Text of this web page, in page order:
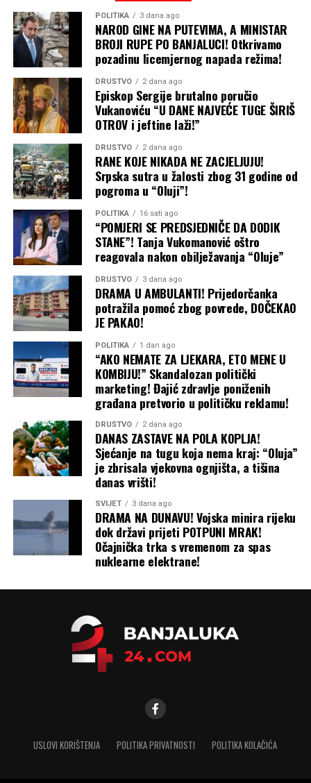
Podsjećamo, Elek je 12. jula naveče smijenjen sa funkcije
direktora „Sarajevo-gasa“ nakon što su svi članovi
Upravnog odbora po nalogu lidera SNSD-a Milorada
Dodika glasali za njegovu smjenu.
Mediji bliski vlasti tada su objavili i da je isključen iz
SNSD-a i da će biti uklonjen i sa funkcije v.d. predsjednika
Nadzornog odbora OC „Jahorina“.
Nijedna od tih smjena još nije realizovana, a CAPITAL je
prije desetak dana objavio da je Elek podnio tužbu pred
Osnovnim sudom u Sokocu i tražio poništenje odluke o
njegovoj smjeni sa mjesta generalnog direktora
Sarajevo-gasa. Sud mu je izašao u susret i donio
privremenu mjeru kojom se zabranjuje sprovođenje
odluke Upravnog odbora „Sarajevo-gasa“ o njegovoj
smjeni.
Podsjećamo i da je CAPITAL godinama unazad pisao o
Eleku i njegovim poslovnim potezima pogotovo u vezi sa
javnim nabavkama OC Jahorina, što je privuklo i pažnju
Tužilaštva BiH. Branio se uglavnom lažima i klevetom,
zbog čega je pravosnažno osuđen i suočen sa još
nekoliko tužbi.
POLITIKA 3 dana ago
NAROD GINE NA PUTEVIMA, A MINISTAR
BROJI RUPE PO BANJALUCI! Otkrivamo
pozadinu licemjernog napada režima!
DRUŠTVO 2 dana ago
Episkop Sergije brutalno poručio
Vukanoviću “U DANE NAJVEĆE TUGE ŠIRIŠ
OTROV i jeftine laži!”
DRUŠTVO 2 dana ago
RANE KOJE NIKADA NE ZACJELJUJU!
Srpska sutra u žalosti zbog 31 godine od
pogroma u “Oluji”!
POLITIKA 16 sati ago
“POMJERI SE PREDSJEDNIČE DA DODIK
STANE”! Tanja Vukomanović oštro
reagovala nakon obilježavanja “Oluje”
DRUŠTVO 3 dana ago
DRAMA U AMBULANTI! Prijedorčanka
potražila pomoć zbog povrede, DOČEKAO
JE PAKAO!
POLITIKA 1 dan ago
“AKO NEMATE ZA LJEKARA, ETO MENE U
KOMBIJU!” Skandalozan politički
marketing! Đajić zdravlje poniženih
građana pretvorio u političku reklamu!
DRUŠTVO 2 dana ago
DANAS ZASTAVE NA POLA KOPLJA!
Sjećanje na tugu koja nema kraj: “Oluja”
je zbrisala vjekovna ognjišta, a tišina
danas vrišti!
SVIJET 3 dana ago
DRAMA NA DUNAVU! Vojska minira rijeku
dok državi prijeti POTPUNI MRAK!
Očajnička trka s vremenom za spas
nuklearne elektrane!
USLOVI KORIŠTENJA POLITIKA PRIVATNOSTI POLITIKA KOLAČIĆA